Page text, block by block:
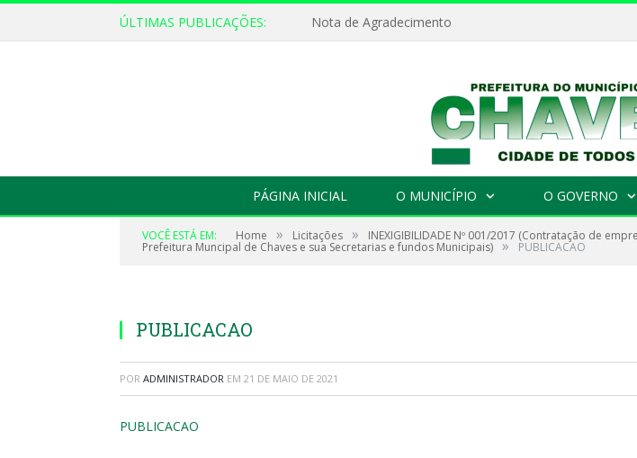
ÚLTIMAS PUBLICAÇÕES: Nota de Agradecimento
PÁGINA INICIAL O MUNICÍPIO O GOVERNO
VOCÊ ESTÁ EM: Home » Licitações » INEXIGIBILIDADE Nº 001/2017 (Contratação de
Prefeitura Muncipal de Chaves e sua Secretarias e fundos Municipais) » PUBLICACAO
PUBLICACAO
POR ADMINISTRADOR EM 21 DE MAIO DE 2021
PUBLICACAO